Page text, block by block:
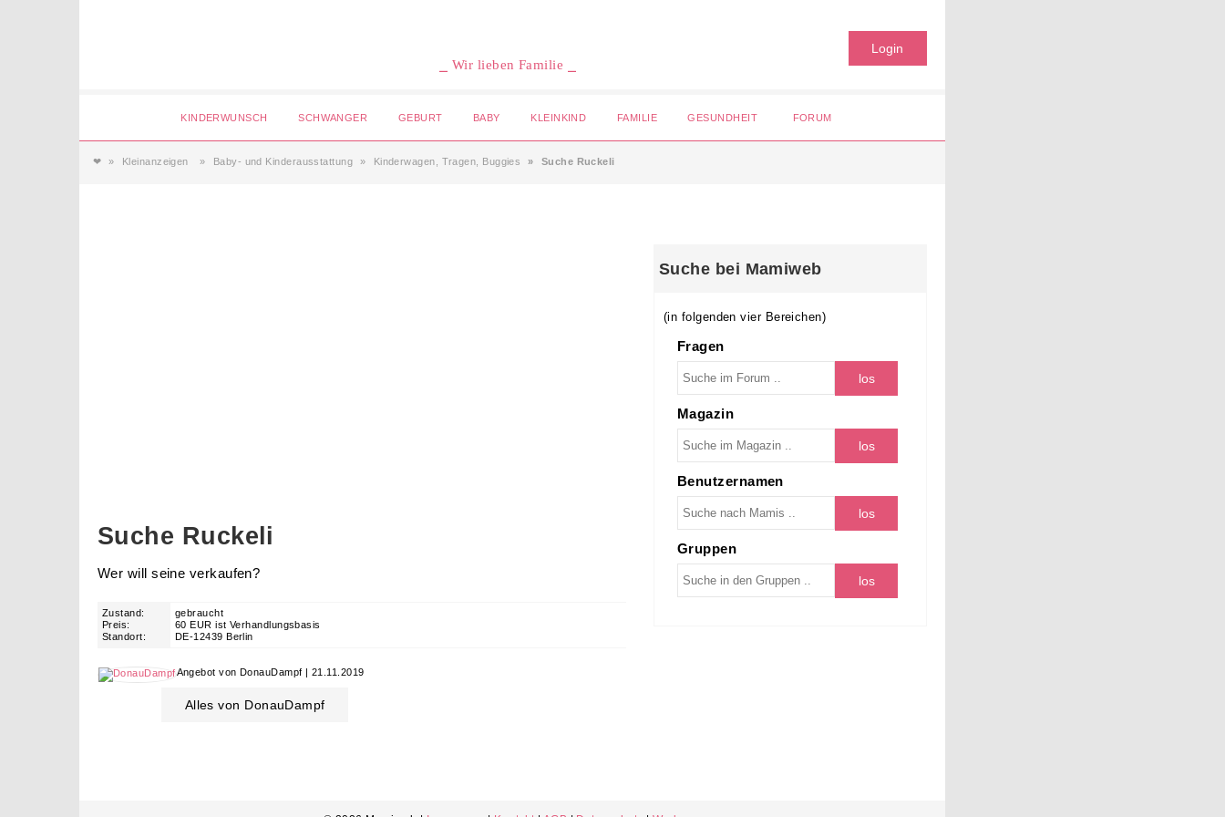
⎯ Wir lieben Familie ⎯
Login
KINDERWUNSCH SCHWANGER GEBURT BABY KLEINKIND FAMILIE GESUNDHEIT FORUM
❤ Kleinanzeigen Baby- und Kinderausstattung Kinderwagen, Tragen, Buggies Suche Ruckeli
Suche Ruckeli
Wer will seine verkaufen?
Zustand:
Preis:
Standort:
gebraucht
60 EUR ist Verhandlungsbasis
DE-12439 Berlin
Angebot von DonauDampf | 21.11.2019
Alles von DonauDampf
Suche bei Mamiweb
(in folgenden vier Bereichen)
Fragen
Magazin
Benutzernamen
Gruppen